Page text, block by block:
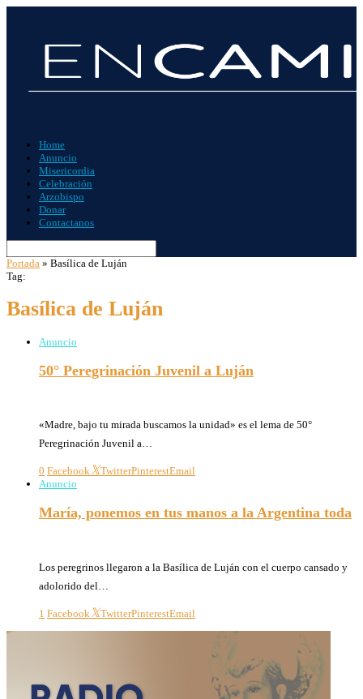
Home
Anuncio
Misericordia
Celebración
Arzobispo
Donar
Contactanos
Portada » Basílica de Luján
Tag:
Basílica de Luján
Anuncio
50° Peregrinación Juvenil a Luján
«Madre, bajo tu mirada buscamos la unidad» es el lema de 50°
Peregrinación Juvenil a…
0 Facebook TwitterPinterestEmail
Anuncio
María, ponemos en tus manos a la Argentina toda
Los peregrinos llegaron a la Basílica de Luján con el cuerpo cansado y
adolorido del…
1 Facebook TwitterPinterestEmail